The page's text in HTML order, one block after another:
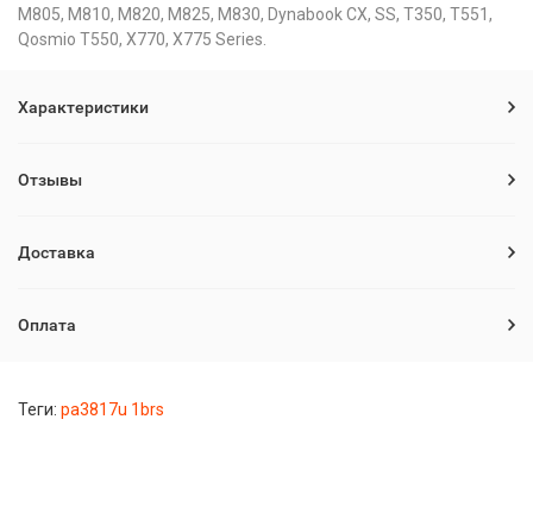
M805, M810, M820, M825, M830, Dynabook CX, SS, T350, T551,
Qosmio T550, X770, X775 Series.
Характеристики
Отзывы
Доставка
Оплата
Теги: pa3817u 1brs